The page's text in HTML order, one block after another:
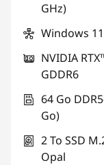
GHz)
Windows
NVIDIA
GDDR6
64 Go
Go)
2 To SSD
Opal